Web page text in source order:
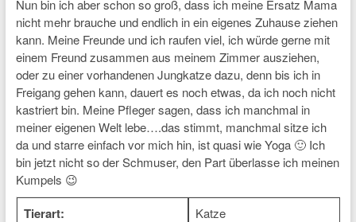
Nun bin ich aber schon so groß, dass ich meine Ersatz Mama
nicht mehr brauche und endlich in ein eigenes Zuhause ziehen
kann. Meine Freunde und ich raufen viel, ich würde gerne mit
einem Freund zusammen aus meinem Zimmer ausziehen,
oder zu einer vorhandenen Jungkatze dazu, denn bis ich in
Freigang gehen kann, dauert es noch etwas, da ich noch nicht
kastriert bin. Meine Pfleger sagen, dass ich manchmal in
meiner eigenen Welt lebe….das stimmt, manchmal sitze ich
da und starre einfach vor mich hin, ist quasi wie Yoga 🙂 Ich
bin jetzt nicht so der Schmuser, den Part überlasse ich meinen
Kumpels 😉
Tierart: Katze